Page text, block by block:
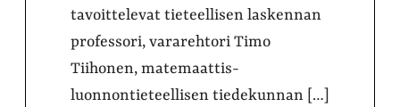
tavoittelevat tieteellisen laskennan
professori, vararehtori Timo
Tiihonen, matemaattis-
luonnontieteellisen tiedekunnan […]